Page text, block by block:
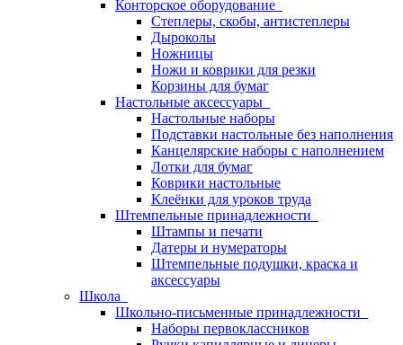
Конторское оборудование
Степлеры, скобы, антистеплеры
Дыроколы
Ножницы
Ножи и коврики для резки
Корзины для бумаг
Настольные аксессуары
Настольные наборы
Подставки настольные без наполнения
Канцелярские наборы с наполнением
Лотки для бумаг
Коврики настольные
Клеёнки для уроков труда
Штемпельные принадлежности
Штампы и печати
Датеры и нумераторы
Штемпельные подушки, краска и
аксессуары
Школа
Школьно-письменные принадлежности
Наборы первоклассников